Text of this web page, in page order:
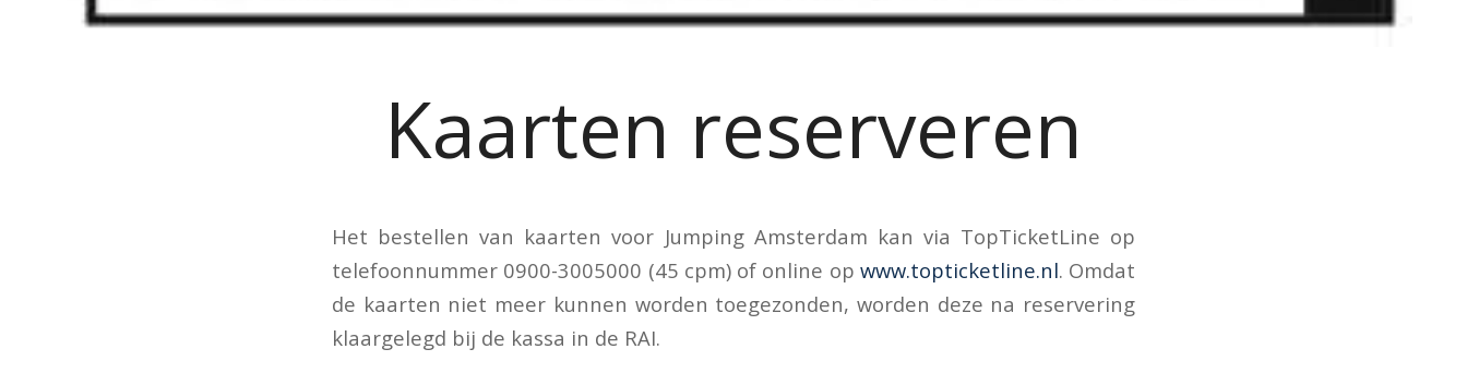
Kaarten reserveren
Het bestellen van kaarten voor Jumping Amsterdam kan via TopTicketLine op
telefoonnummer 0900-3005000 (45 cpm) of online op www.topticketline.nl. Omdat
de kaarten niet meer kunnen worden toegezonden, worden deze na reservering
klaargelegd bij de kassa in de RAI.